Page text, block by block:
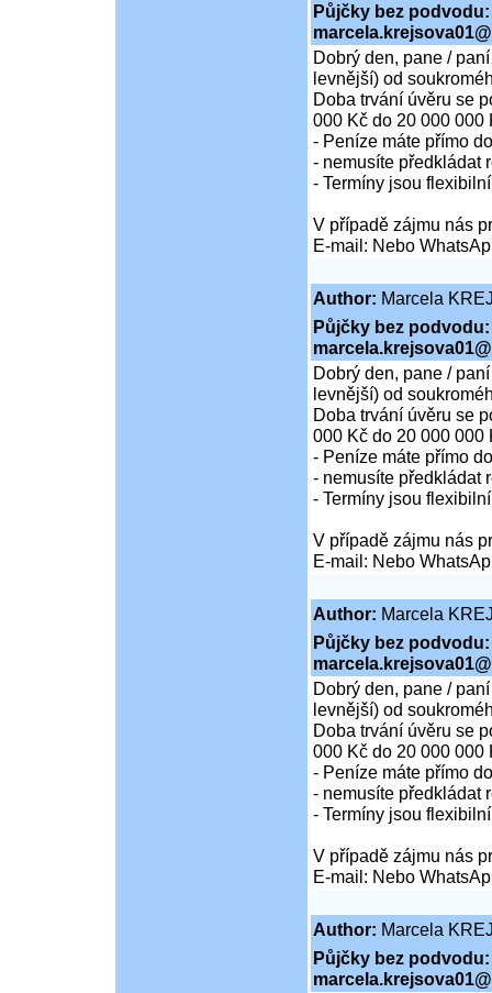
Půjčky bez podvodu:
Dobrý den, pane /
levnější) od
Doba trvání úvěru se
000 Kč do 20 000 000
- Peníze máte přímo
- nemusíte předkládat
- Termíny jsou
V případě zájmu nás
E-mail: Nebo
Author: Marcela
Půjčky bez podvodu:
Dobrý den, pane /
levnější) od
Doba trvání úvěru se
000 Kč do 20 000 000
- Peníze máte přímo
- nemusíte předkládat
- Termíny jsou
V případě zájmu nás
E-mail: Nebo
Author: Marcela
Půjčky bez podvodu:
Dobrý den, pane /
levnější) od
Doba trvání úvěru se
000 Kč do 20 000 000
- Peníze máte přímo
- nemusíte předkládat
- Termíny jsou
V případě zájmu nás
E-mail: Nebo
Author: Marcela
Půjčky bez podvodu: